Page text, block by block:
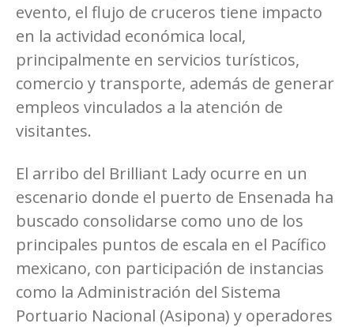
evento, el flujo de cruceros tiene impacto
en la actividad económica local,
principalmente en servicios turísticos,
comercio y transporte, además de generar
empleos vinculados a la atención de
visitantes.
El arribo del Brilliant Lady ocurre en un
escenario donde el puerto de Ensenada ha
buscado consolidarse como uno de los
principales puntos de escala en el Pacífico
mexicano, con participación de instancias
como la Administración del Sistema
Portuario Nacional (Asipona) y operadores